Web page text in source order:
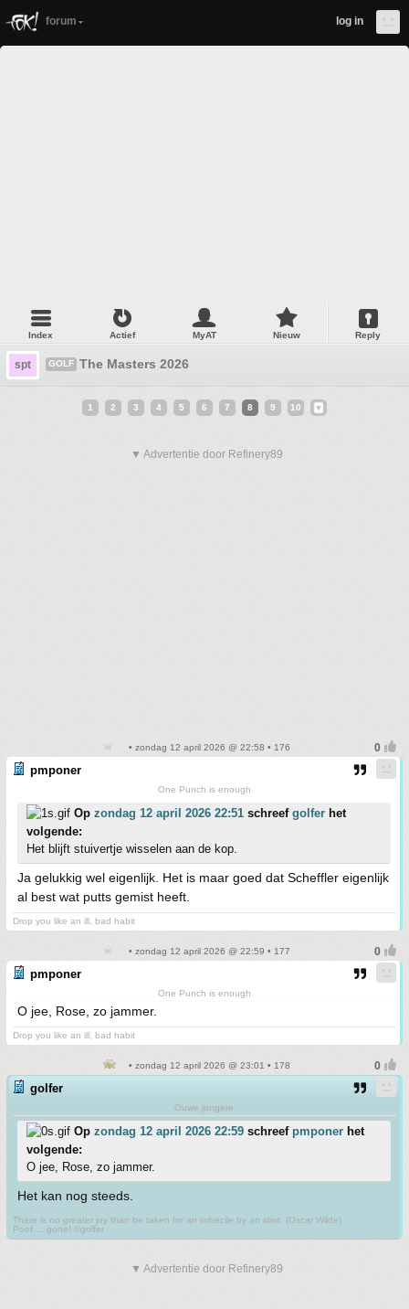
forum log in
Index Actief MyAT Nieuw Reply
spt GOLF The Masters 2026
1 2 3 4 5 6 7 8 9 10
▼ Advertentie door Refinery89
• zondag 12 april 2026 @ 22:58 • 176
pmponer
One Punch is enough
Op zondag 12 april 2026 22:51 schreef golfer het
volgende:
Het blijft stuivertje wisselen aan de kop.
Ja gelukkig wel eigenlijk. Het is maar goed dat Scheffler eigenlijk
al best wat putts gemist heeft.
Drop you like an ill, bad habit
• zondag 12 april 2026 @ 22:59 • 177
pmponer
One Punch is enough
O jee, Rose, zo jammer.
Drop you like an ill, bad habit
• zondag 12 april 2026 @ 23:01 • 178
golfer
Ouwe jongere
Op zondag 12 april 2026 22:59 schreef pmponer het
volgende:
O jee, Rose, zo jammer.
Het kan nog steeds.
There is no greater joy than be taken for an imbecile by an idiot. (Oscar Wilde)
Poef.....gone! ©golfer
▼ Advertentie door Refinery89